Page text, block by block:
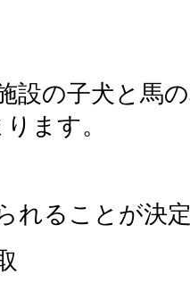
設の子犬と馬
ます。
れることが決